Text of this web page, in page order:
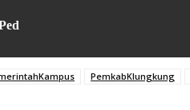
PemkabKlungkung